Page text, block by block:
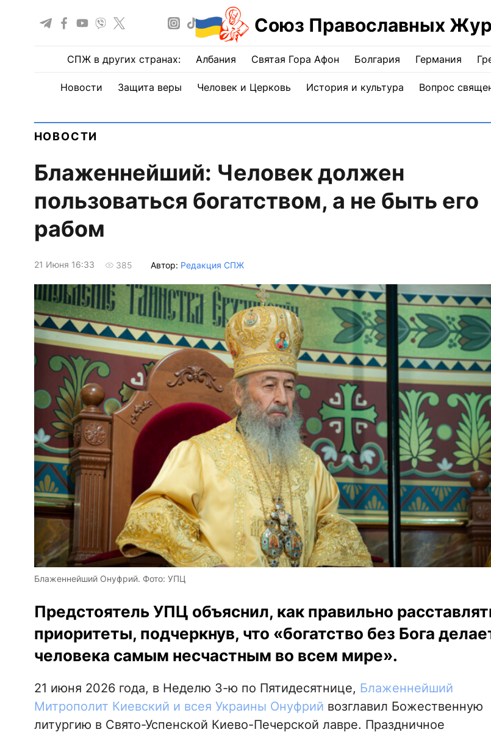
Союз Православных
СПЖ в других странах: Албания Святая Гора Афон Болгария Германия
Новости Защита веры Человек и Церковь История и культура Вопрос
НОВОСТИ
Блаженнейший: Человек должен
пользоваться богатством, а не быть его
рабом
21 Июня 16:33 385 Автор: Редакция СПЖ
Блаженнейший Онуфрий. Фото: УПЦ
Предстоятель УПЦ объяснил, как правильно
приоритеты, подчеркнув, что «богатство без Бога
человека самым несчастным во всем мире».
21 июня 2026 года, в Неделю 3-ю по Пятидесятнице, Блаженнейший
Митрополит Киевский и всея Украины Онуфрий возглавил Божественную
литургию в Свято-Успенской Киево-Печерской лавре. Праздничное